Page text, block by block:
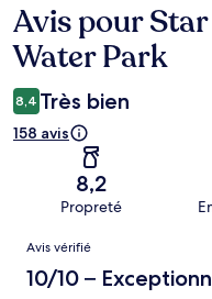
Avis
Avis pour
Water Park
8,4 Très bien
158 avis
8,2
Propreté
Avis
Avis vérifié
10/10 –